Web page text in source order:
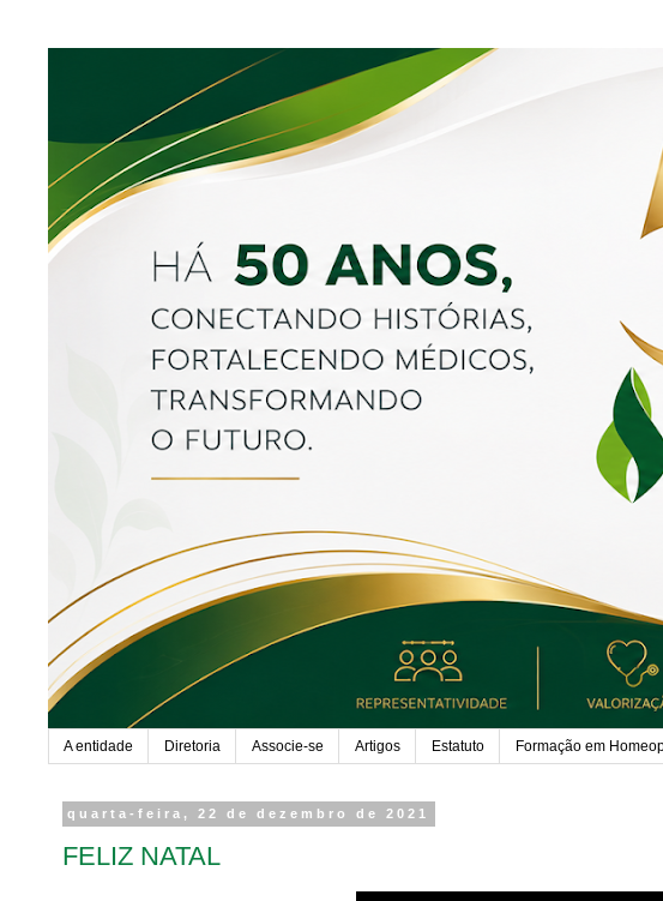
A entidade Diretoria Associe-se Artigos Estatuto Formação em
quarta-feira, 22 de dezembro de 2021
FELIZ NATAL